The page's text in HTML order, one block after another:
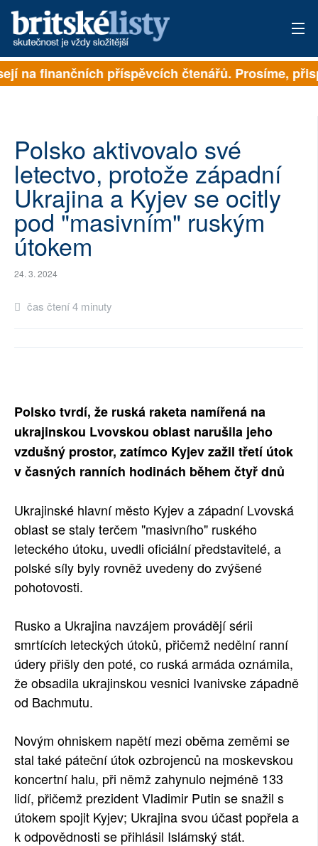
PŘIHLÁSIT
ARCHIV
ROZHOVORY
TÉMATA
NEJČTENĚJŠÍ ZA 7 DNÍ
AUTOŘI
PŘÍSPĚVKY NA PROVOZ
na finančních příspěvcích čtenářů. Prosíme,
Polsko aktivovalo své
letectvo, protože západní
Ukrajina a Kyjev se ocitly
pod "masivním" ruským
útokem
24. 3. 2024
čas čtení 4 minuty
Polsko tvrdí, že ruská raketa namířená na
ukrajinskou Lvovskou oblast narušila jeho
vzdušný prostor, zatímco Kyjev zažil třetí útok
v časných ranních hodinách během čtyř dnů
Ukrajinské hlavní město Kyjev a západní Lvovská
oblast se staly terčem "masivního" ruského
leteckého útoku, uvedli oficiální představitelé, a
polské síly byly rovněž uvedeny do zvýšené
pohotovosti.
Rusko a Ukrajina navzájem provádějí sérii
smrtících leteckých útoků, přičemž nedělní ranní
údery přišly den poté, co ruská armáda oznámila,
že obsadila ukrajinskou vesnici Ivanivske západně
od Bachmutu.
Novým ohniskem napětí mezi oběma zeměmi se
stal také páteční útok ozbrojenců na moskevskou
koncertní halu, při němž zahynulo nejméně 133
lidí, přičemž prezident Vladimir Putin se snažil s
útokem spojit Kyjev; Ukrajina svou účast popřela a
k odpovědnosti se přihlásil Islámský stát.